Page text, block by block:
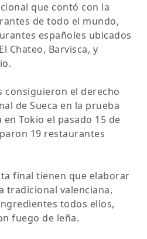
que contó con la
de todo el mundo,
españoles ubicados
Chateo, Barvisca, y
consiguieron el derecho
de Sueca en la prueba
Tokio el pasado 15 de
19 restaurantes
final tienen que elaborar
tradicional valenciana,
todos ellos,
fuego de leña.